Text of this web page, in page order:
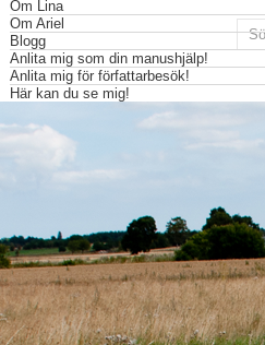
Om Lina
Om Ariel
Blogg
Anlita mig som din manushjälp!
Anlita mig för författarbesök!
Här kan du se mig!